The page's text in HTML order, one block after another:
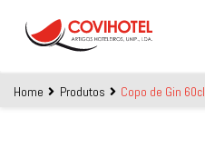
Home Produtos Copo de Gin 60cl